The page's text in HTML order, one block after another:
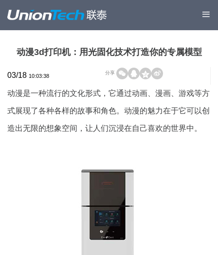
动漫3d打印机：用光固化技术打造你的专属模型
03/18 10:03:38
分享
动漫是一种流行的文化形式，它通过动画、漫画、游戏等方
式展现了各种各样的故事和角色。动漫的魅力在于它可以创
造出无限的想象空间，让人们沉浸在自己喜欢的世界中。